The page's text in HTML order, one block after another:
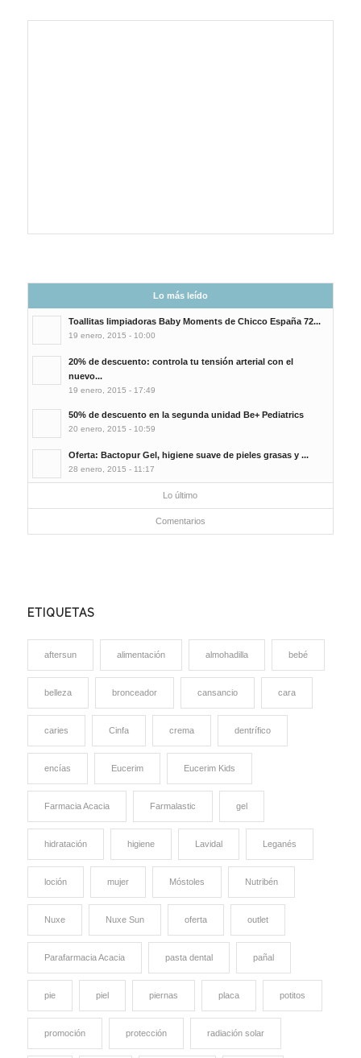
Lo más leído
Toallitas limpiadoras Baby Moments de Chicco España 72...
19 enero, 2015 - 10:00
20% de descuento: controla tu tensión arterial con el
nuevo...
19 enero, 2015 - 17:49
50% de descuento en la segunda unidad Be+ Pediatrics
20 enero, 2015 - 10:59
Oferta: Bactopur Gel, higiene suave de pieles grasas y ...
28 enero, 2015 - 11:17
Lo último
Comentarios
ETIQUETAS
aftersun alimentación almohadilla bebé
belleza bronceador cansancio cara
caries Cinfa crema dentrífico
encías Eucerim Eucerim Kids
Farmacia Acacia Farmalastic gel
hidratación higiene Lavidal Leganés
loción mujer Móstoles Nutribén
Nuxe Nuxe Sun oferta outlet
Parafarmacia Acacia pasta dental pañal
pie piel piernas placa potitos
promoción protección radiación solar